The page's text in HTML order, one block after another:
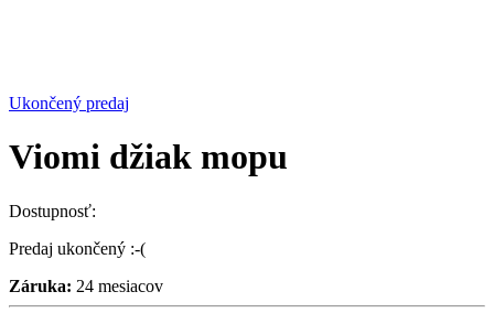
Ukončený predaj
Viomi džiak mopu
Dostupnosť:
Predaj ukončený :-(
Záruka: 24 mesiacov